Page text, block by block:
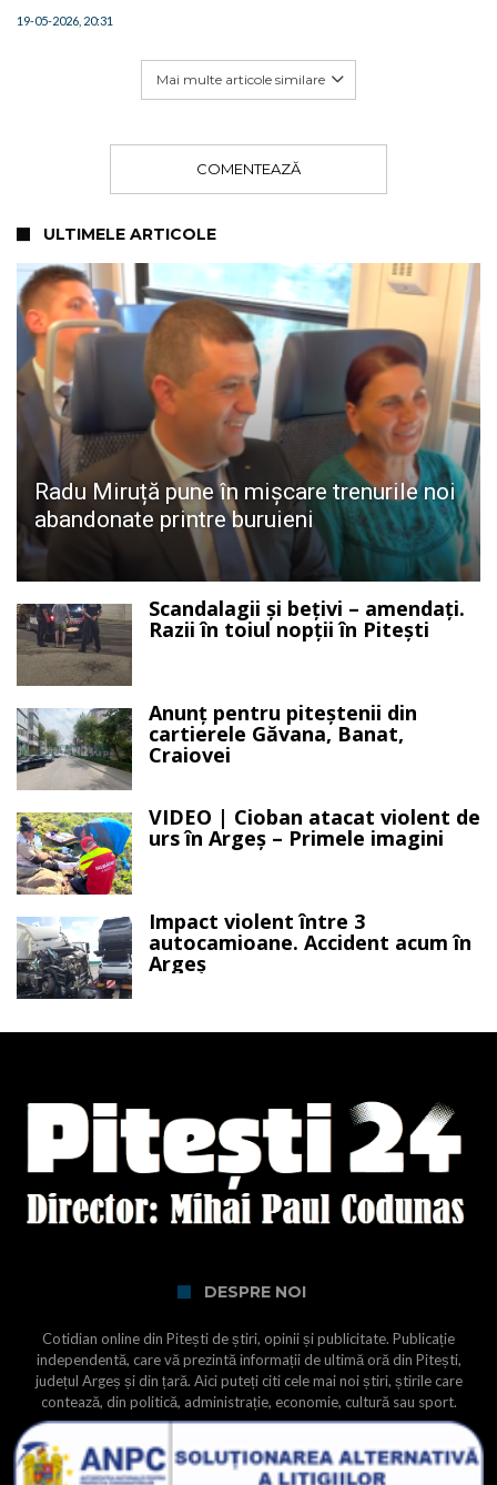
19-05-2026, 20:31
Mai multe articole similare
COMENTEAZĂ
ULTIMELE ARTICOLE
Radu Miruță pune în mișcare trenurile noi
abandonate printre buruieni
Scandalagii și bețivi – amendați.
Razii în toiul nopții în Pitești
Anunț pentru piteștenii din
cartierele Găvana, Banat,
Craiovei
VIDEO | Cioban atacat violent de
urs în Argeș – Primele imagini
Impact violent între 3
autocamioane. Accident acum în
Argeș
DESPRE NOI
Cotidian online din Pitești de știri, opinii și publicitate. Publicație
independentă, care vă prezintă informații de ultimă oră din Pitești,
județul Argeș și din țară. Aici puteți citi cele mai noi știri, știrile care
contează, din politică, administrație, economie, cultură sau sport.